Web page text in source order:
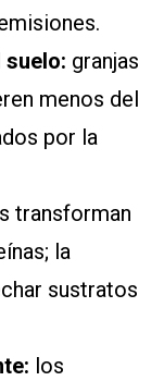
suelo: granjas
menos del
por la
transforman
la
sustratos
los